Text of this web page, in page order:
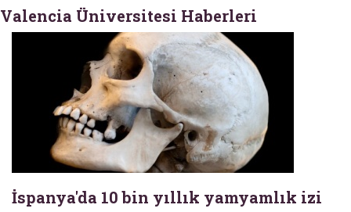
Valencia Üniversitesi Haberleri
İspanya'da 10 bin yıllık yamyamlık izi